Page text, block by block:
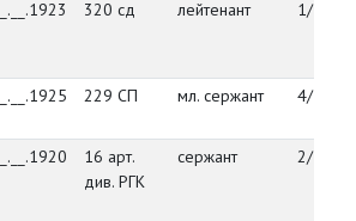
__.__.1923 320 сд лейтенант 1/15/45
__.__.1925 229 СП мл. сержант 4/1/45
__.__.1920
16 арт.
див. РГК
сержант 2/12/45